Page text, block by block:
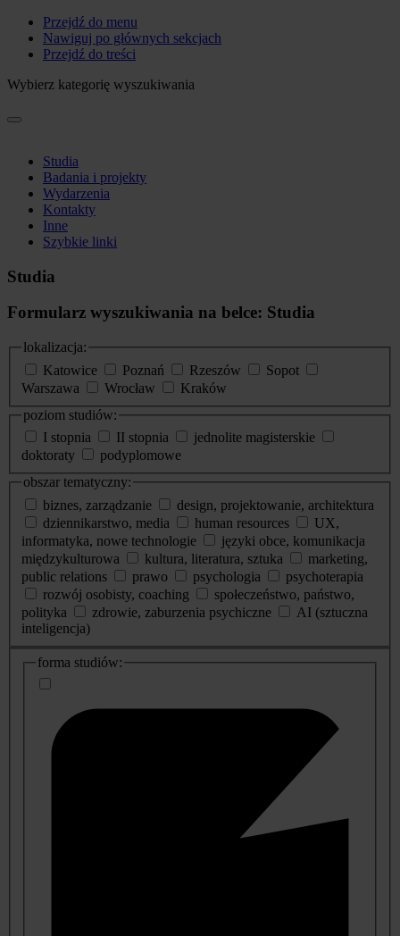
Przejdź do menu
Nawiguj po głównych sekcjach
Przejdź do treści
Wybierz kategorię wyszukiwania
Studia
Badania i projekty
Wydarzenia
Kontakty
Inne
Szybkie linki
Studia
Formularz wyszukiwania na belce: Studia
lokalizacja:
Katowice
Poznań Rzeszów
Sopot
Warszawa
Wrocław
Kraków
poziom studiów:
I stopnia
II stopnia
jednolite magisterskie
doktoraty
podyplomowe
obszar tematyczny:
biznes, zarządzanie
design, projektowanie, architektura
dziennikarstwo, media
human resources
UX,
informatyka, nowe technologie
języki obce, komunikacja
międzykulturowa
kultura, literatura, sztuka
marketing,
public relations
prawo psychologia
psychoterapia
rozwój osobisty, coaching
społeczeństwo, państwo,
polityka
zdrowie, zaburzenia psychiczne
AI (sztuczna
inteligencja)
dodatkowe
informacje
forma studiów: